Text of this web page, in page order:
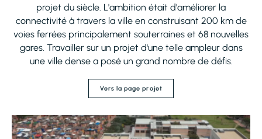
projet du siècle. L'ambition était d'améliorer la
connectivité à travers la ville en construisant 200 km de
voies ferrées principalement souterraines et 68 nouvelles
gares. Travailler sur un projet d'une telle ampleur dans
une ville dense a posé un grand nombre de défis.
Vers la page projet